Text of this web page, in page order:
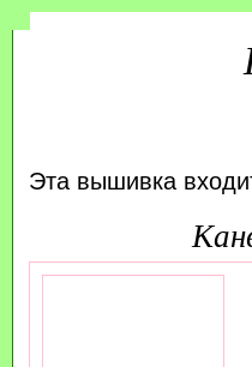
Эта вышивка